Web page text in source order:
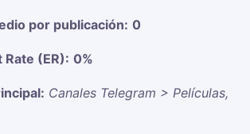
por publicación: 0
Rate (ER): 0%
Canales Telegram > Películas,